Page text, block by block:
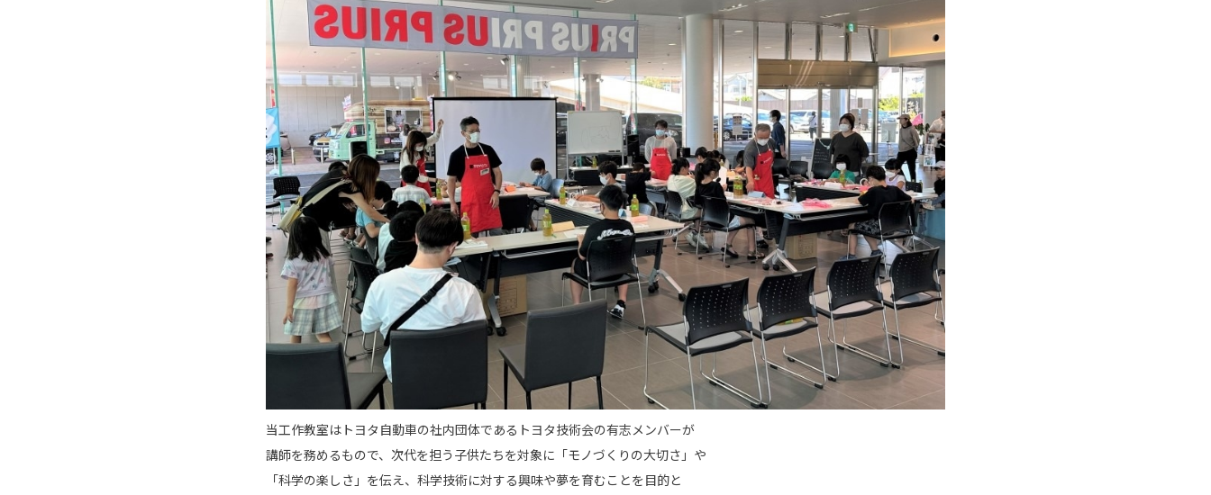
当工作教室はトヨタ自動車の社内団体であるトヨタ技術会の有志メンバーが
講師を務めるもので、次代を担う子供たちを対象に「モノづくりの大切さ」や
「科学の楽しさ」を伝え、科学技術に対する興味や夢を育むことを目的と